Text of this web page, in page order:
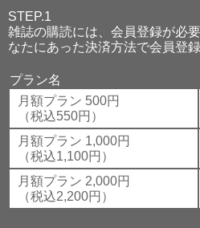
STEP.1
雑誌の購読には、会員登録が必
なたにあった決済方法で会員登
プラン名
月額プラン 500円
（税込550円）
月額プラン 1,000円
（税込1,100円）
月額プラン 2,000円
（税込2,200円）